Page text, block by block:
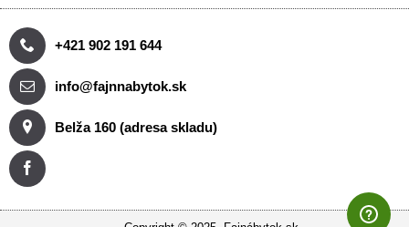
+421 902 191 644
info@fajnnabytok.sk
Belža 160 (adresa skladu)